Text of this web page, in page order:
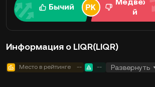
Бычий
й
Информация о LIQR(LIQR)
Место в рейтинге -- -- Развернуть